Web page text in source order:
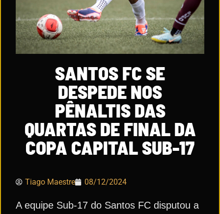
SANTOS FC SE
DESPEDE NOS
PÊNALTIS DAS
QUARTAS DE FINAL DA
COPA CAPITAL SUB-17
Tiago Maestre 08/12/2024
A equipe Sub-17 do Santos FC disputou a